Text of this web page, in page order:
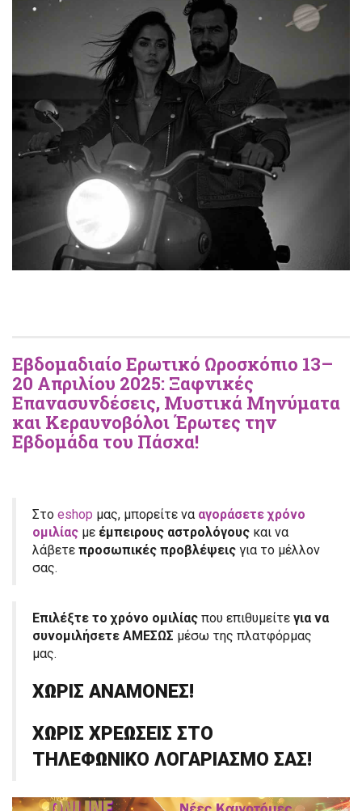
Εβδομαδιαίο Ερωτικό Ωροσκόπιο 13–
20 Απριλίου 2025: Ξαφνικές
Επανασυνδέσεις, Μυστικά Μηνύματα
και Κεραυνοβόλοι Έρωτες την
Εβδομάδα του Πάσχα!
Στο eshop μας, μπορείτε να αγοράσετε χρόνο
ομιλίας με έμπειρους αστρολόγους και να
λάβετε προσωπικές προβλέψεις για το μέλλον
σας.
Επιλέξτε το χρόνο ομιλίας που επιθυμείτε για να
συνομιλήσετε ΑΜΕΣΩΣ μέσω της πλατφόρμας
μας.
ΧΩΡΙΣ ΑΝΑΜΟΝΕΣ!
ΧΩΡΙΣ ΧΡΕΩΣΕΙΣ ΣΤΟ
ΤΗΛΕΦΩΝΙΚΟ ΛΟΓΑΡΙΑΣΜΟ ΣΑΣ!